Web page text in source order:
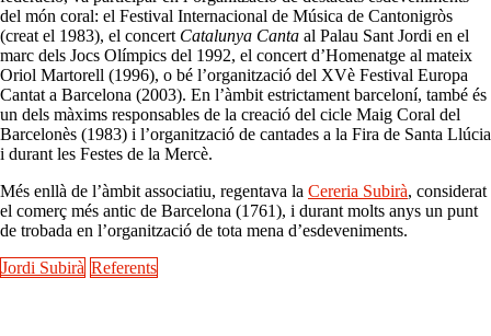
del món coral: el Festival Internacional de Música de Cantonigròs
(creat el 1983), el concert Catalunya Canta al Palau Sant Jordi en el
marc dels Jocs Olímpics del 1992, el concert d’Homenatge al mateix
Oriol Martorell (1996), o bé l’organització del XVè Festival Europa
Cantat a Barcelona (2003). En l’àmbit estrictament barceloní, també és
un dels màxims responsables de la creació del cicle Maig Coral del
Barcelonès (1983) i l’organització de cantades a la Fira de Santa Llúcia
i durant les Festes de la Mercè.
Més enllà de l’àmbit associatiu, regentava la Cereria Subirà, considerat
el comerç més antic de Barcelona (1761), i durant molts anys un punt
de trobada en l’organització de tota mena d’esdeveniments.
Jordi Subirà Referents